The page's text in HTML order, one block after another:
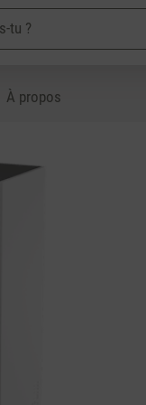
À propos